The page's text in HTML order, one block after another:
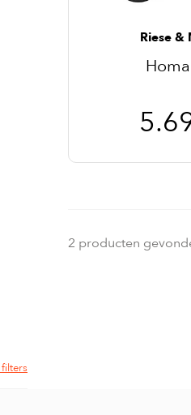
filters
Riese &
2 producten